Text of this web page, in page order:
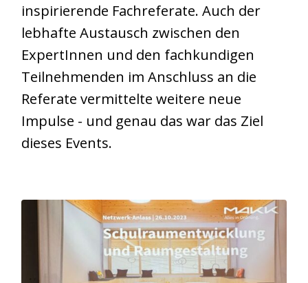
inspirierende Fachreferate. Auch der
lebhafte Austausch zwischen den
ExpertInnen und den fachkundigen
Teilnehmenden im Anschluss an die
Referate vermittelte weitere neue
Impulse - und genau das war das Ziel
dieses Events.